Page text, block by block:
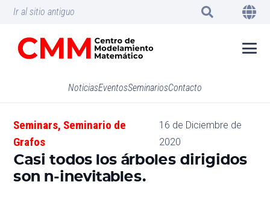
Ir al sitio antiguo
NoticiasEventosSeminariosContacto
Seminars, Seminario de
Grafos
16 de Diciembre de
2020
Casi todos los árboles dirigidos
son n-inevitables.